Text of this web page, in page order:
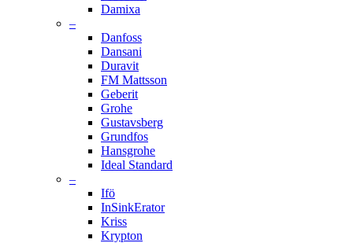
Damixa
–
Danfoss
Dansani
Duravit
FM Mattsson
Geberit
Grohe
Gustavsberg
Grundfos
Hansgrohe
Ideal Standard
–
Ifö
InSinkErator
Kriss
Krypton